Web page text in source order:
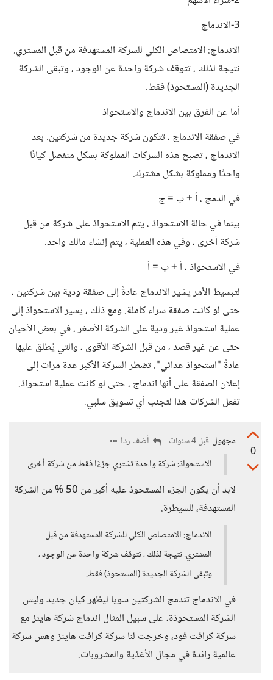
3-الاندماج
الاندماج: الامتصاص الكلي للشركة المستهدفة من قبل المشتري.
نتيجة لذلك ، تتوقف شركة واحدة عن الوجود ، وتبقى الشركة
الجديدة (المستحوذ) فقط.
أما عن الفرق بين الاندماج والاستحواذ
في صفقة الاندماج ، تتكون شركة جديدة من شركتين. بعد
الاندماج ، تصبح هذه الشركات المملوكة بشكل منفصل كيانًا
واحدًا ومملوكة بشكل مشترك.
في الدمج ، أ + ب = ج
بينما في حالة الاستحواذ ، يتم الاستحواذ على شركة من قبل
شركة أخرى ، وفي هذه العملية ، يتم إنشاء مالك واحد.
في الاستحواذ ، أ + ب = أ
لتبسيط الأمر يشير الاندماج عادةً إلى صفقة ودية بين شركتين ،
حتى لو كانت صفقة شراء كاملة. ومع ذلك ، يشير الاستحواذ إلى
عملية استحواذ غير ودية على الشركة الأصغر ، في بعض الأحيان
حتى عن غير قصد ، من قبل الشركة الأقوى ، والتي يُطلق عليها
عادةً "استحواذ عدائي". تضطر الشركة الأكبر عدة مرات إلى
إعلان الصفقة على أنها اندماج ، حتى لو كانت عملية استحواذ.
تفعل الشركات هذا لتجنب أي تسويق سلبي.
0
مجهول قبل 4 سنوات
أضف ردا
الاستحواذ: شركة واحدة تشتري جزءًا فقط من شركة أخرى
لابد أن يكون الجزء المستحوذ عليه أكبر من 50 % من الشركة
المستهدفة، للسيطرة.
الاندماج: الامتصاص الكلي للشركة المستهدفة من قبل
المشتري. نتيجة لذلك ، تتوقف شركة واحدة عن الوجود ،
وتبقى الشركة الجديدة (المستحوذ) فقط.
في الاندماج تندمج الشركتين سويا ليظهر كيان جديد وليس
الشركة المستحوذة، على سبيل المثال اندماج شركة هاينز مع
شركة كرافت فود، وخرجت لنا شركة كرافت هاينز وهس شركة
عالمية رائدة في مجال الأغذية والمشروبات.